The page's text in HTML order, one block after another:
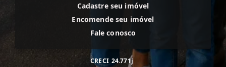
Cadastre seu imóvel
Encomende seu imóvel
Fale conosco
CRECI 24.771j